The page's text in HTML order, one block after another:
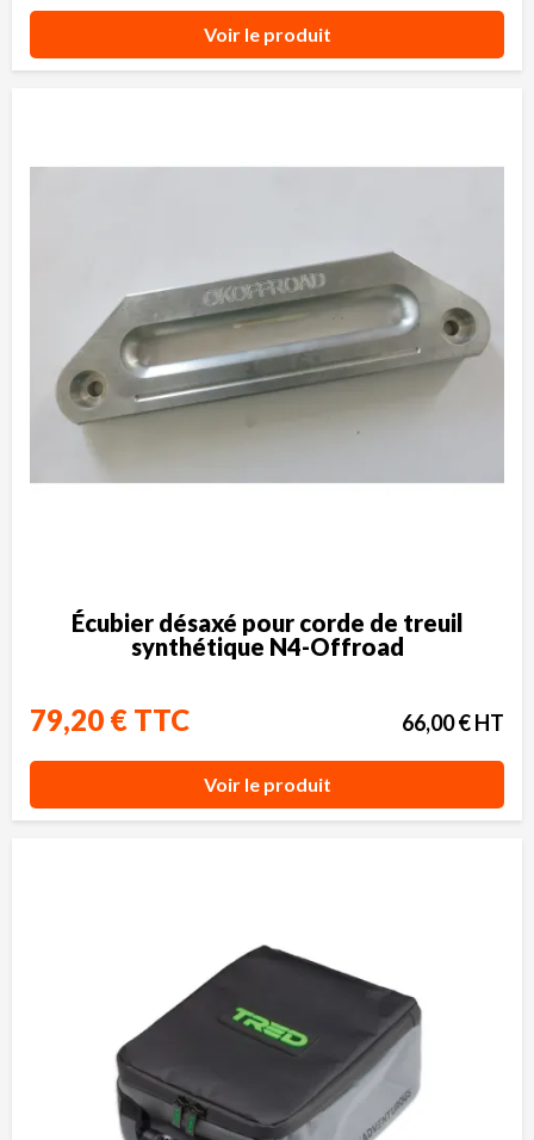
Voir le produit
Écubier désaxé pour corde de treuil
synthétique N4-Offroad
79,20 € TTC 66,00 € HT
Voir le produit